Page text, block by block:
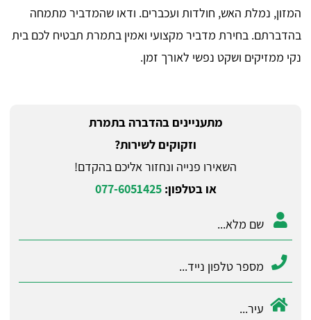
המזון, נמלת האש, חולדות ועכברים. ודאו שהמדביר מתמחה
בהדברתם. בחירת מדביר מקצועי ואמין בתמרת תבטיח לכם בית
נקי ממזיקים ושקט נפשי לאורך זמן.
מתעניינים בהדברה בתמרת
וזקוקים לשירות?
השאירו פנייה ונחזור אליכם בהקדם!
או בטלפון:077-6051425